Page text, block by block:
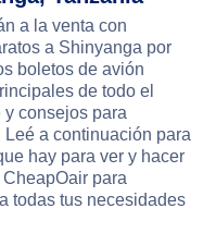
a la venta con
a Shinyanga por
boletos de avión
de todo el
consejos para
a continuación para
hay para ver y hacer
para
todas tus necesidades